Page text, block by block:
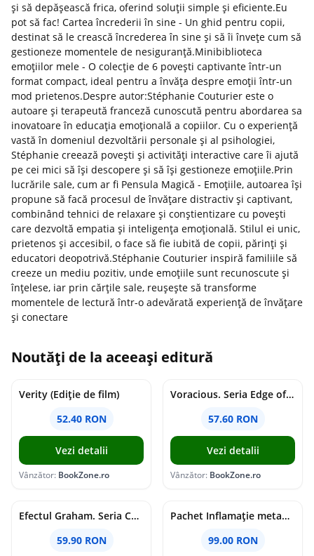
și să depășească frica, oferind soluții simple și eficiente.Eu
pot să fac! Cartea încrederii în sine - Un ghid pentru copii,
destinat să le crească încrederea în sine și să îi învețe cum să
gestioneze momentele de nesiguranță.Minibiblioteca
emoțiilor mele - O colecție de 6 povești captivante într-un
format compact, ideal pentru a învăța despre emoții într-un
mod prietenos.Despre autor:Stéphanie Couturier este o
autoare și terapeută franceză cunoscută pentru abordarea sa
inovatoare în educația emoțională a copiilor. Cu o experiență
vastă în domeniul dezvoltării personale și al psihologiei,
Stéphanie creează povești și activități interactive care îi ajută
pe cei mici să își descopere și să își gestioneze emoțiile.Prin
lucrările sale, cum ar fi Pensula Magică - Emoțiile, autoarea își
propune să facă procesul de învățare distractiv și captivant,
combinând tehnici de relaxare și conștientizare cu povești
care dezvoltă empatia și inteligența emoțională. Stilul ei unic,
prietenos și accesibil, o face să fie iubită de copii, părinți și
educatori deopotrivă.Stéphanie Couturier inspiră familiile să
creeze un mediu pozitiv, unde emoțiile sunt recunoscute și
înțelese, iar prin cărțile sale, reușește să transforme
momentele de lectură într-o adevărată experiență de învățare
și conectare
Noutăți de la aceeași editură
Verity (Ediție de film)
52.40 RON
Vezi detalii
Vânzător: BookZone.ro
Voracious. Seria Edge of Darkness Vol.2
57.60 RON
Vezi detalii
Vânzător: BookZone.ro
Efectul Graham. Seria Campus Diaries Vol.1
59.90 RON
Pachet Inflamație metabolism și creier
99.00 RON